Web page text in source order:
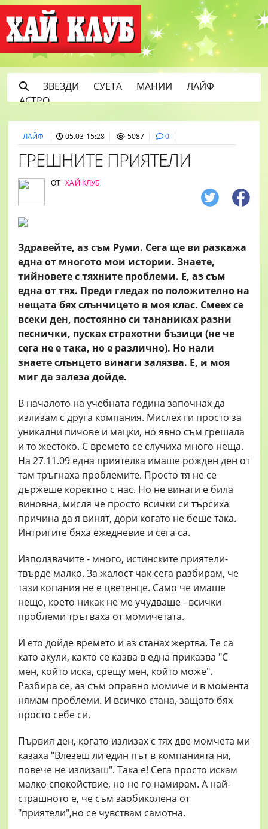
ЗВЕЗДИ СУЕТА МАНИИ
ЛАЙФ
АСТРО
ЛАЙФ 05.03 15:28 5087 0
ГРЕШНИТЕ ПРИЯТЕЛИ
ОТ ХАЙ КЛУБ
Здравейте, аз съм Руми. Сега ще ви разкажа
една от многото мои истории. Знаете,
тийновете с тяхните проблеми. Е, аз съм
една от тях. Преди гледах по положително на
нещата бях слънчицето в моя клас. Смеех се
всеки ден, постоянно си тананиках разни
песнички, пусках страхотни бъзици (не че
сега не е така, но е различно). Но нали
знаете слънцето винаги залязва. Е, и моя
миг да залеза дойде.
В началото на учебната година започнах да
излизам с друга компания. Мислех ги просто за
уникални пичове и мацки, но явно съм грешала
и то жестоко. С времето се случиха много неща.
На 27.11.09 една приятелка имаше рожден ден от
там тръгнаха проблемите. Просто тя не се
държеше коректно с нас. Но не винаги е била
виновна, мисля че просто всички си търсиха
причина да я винят, доpи когато не беше така.
Интригите бяха ежедневие и сега са.
Използвачите - много, истинските приятели-
твърде малко. За жалост чак сега разбирам, че
тази копания не е цветенце. Само че имаше
нещо, което никак не ме учудваше - всички
проблеми тръгваха от момичетата.
И ето дойде времето и аз станах жертва. Те са
като акули, както се казва в една приказва "С
мен, който иска, срещу мен, който може".
Разбира се, аз съм оправно момиче и в момента
нямам проблеми. И всичко стана, защото бях
просто себе си.
Първия ден, когато излизах с тях две момчета ми
казаха "Влезеш ли един път в компанията ни,
повече не излизаш". Така е! Сега просто искам
малко спокойствие, но не го намирам. А най-
страшното е, че съм заобиколена от
"приятели",но се чувствам самотна.